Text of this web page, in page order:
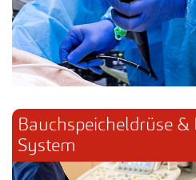
Bauchspeicheldrüse &
System